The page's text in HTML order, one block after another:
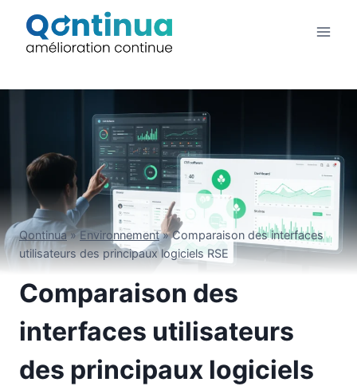
contenu
Qontinua»Environnement»Comparaison des interfaces
utilisateurs des principaux logiciels RSE
Comparaison des
interfaces utilisateurs
des principaux logiciels